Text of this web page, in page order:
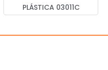
PLÁSTICA 03011C